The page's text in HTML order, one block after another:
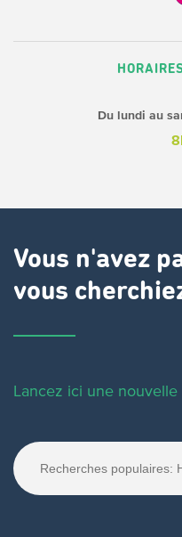
Du lundi au
Vous n'avez
vous
Lancez ici une